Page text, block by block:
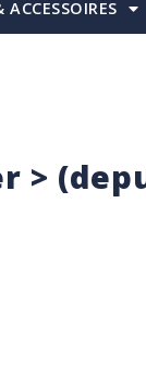
ACCESSOIRES
>